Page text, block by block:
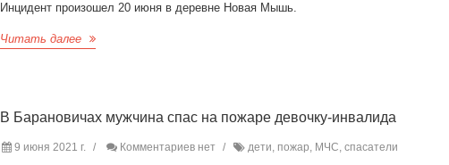
Инцидент произошел 20 июня в деревне Новая Мышь.
Читать далее
В Барановичах мужчина спас на пожаре девочку-инвалида
9 июня 2021 г. Комментариев нет дети, пожар, МЧС, спасатели